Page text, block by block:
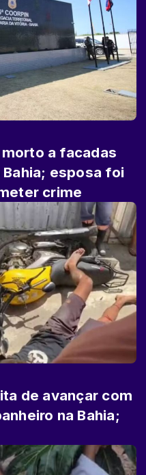
a facadas
esposa foi
crime
de avançar com
na Bahia;